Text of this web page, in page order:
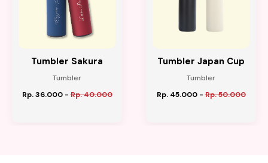
Tumbler Sakura
Tumbler
Rp. 36.000-Rp. 40.000
Tumbler Japan Cup
Tumbler
Rp. 45.000-Rp. 50.000